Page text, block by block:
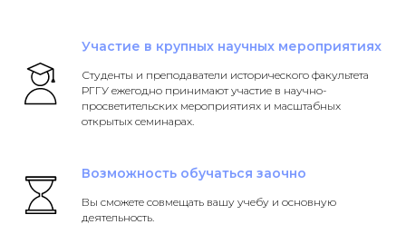
Участие в крупных научных мероприятиях
Студенты и преподаватели исторического факультета
РГГУ ежегодно принимают участие в научно-
просветительских мероприятиях и масштабных
открытых семинарах.
Возможность обучаться заочно
Вы сможете совмещать вашу учебу и основную
деятельность.